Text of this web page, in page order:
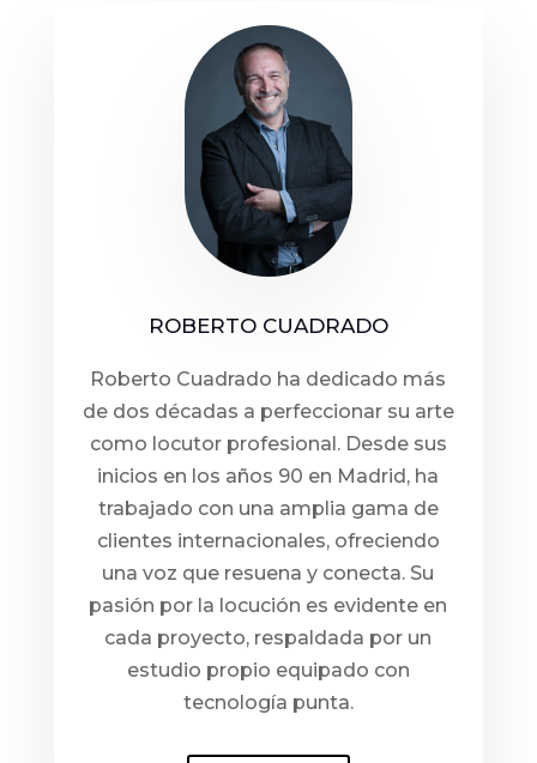
ROBERTO CUADRADO
Roberto Cuadrado ha dedicado más
de dos décadas a perfeccionar su arte
como locutor profesional. Desde sus
inicios en los años 90 en Madrid, ha
trabajado con una amplia gama de
clientes internacionales, ofreciendo
una voz que resuena y conecta. Su
pasión por la locución es evidente en
cada proyecto, respaldada por un
estudio propio equipado con
tecnología punta.